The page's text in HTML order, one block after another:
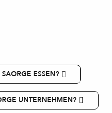
ESSEN?
UNTERNEHMEN?